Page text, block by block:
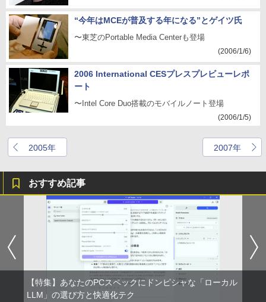
“今年はMCEが普及する年になる”とゲイツ氏
〜東芝のPortable Media Centerも登場
(2006/1/6)
2006 International CESプレスプレビューレポ
ート
〜Intel Core Duo搭載のモバイルノート登場
(2006/1/5)
2005年 2007年
おすすめ記事
【特集】あなたのPCスペックにドンピシャな「ローカル
LLM」の選び方と快適化テク